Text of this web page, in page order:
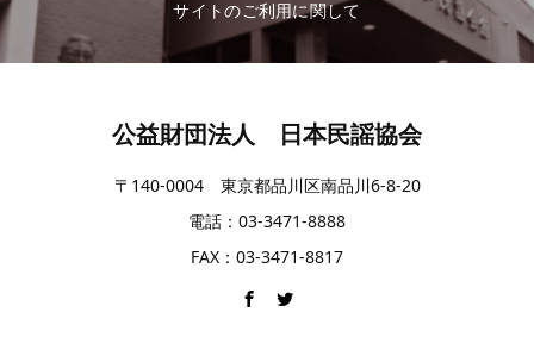
サイトのご利用に関して
公益財団法人 日本民謡協会
〒140-0004 東京都品川区南品川6-8-20
電話：03-3471-8888
FAX：03-3471-8817